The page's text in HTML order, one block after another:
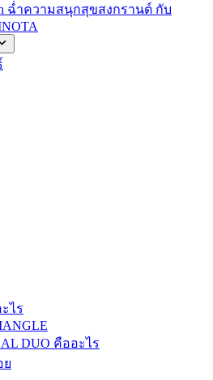
ฉ่ำความสนุกสุขสงกรานต์ กับ
ไร
DUO คืออะไร
ย